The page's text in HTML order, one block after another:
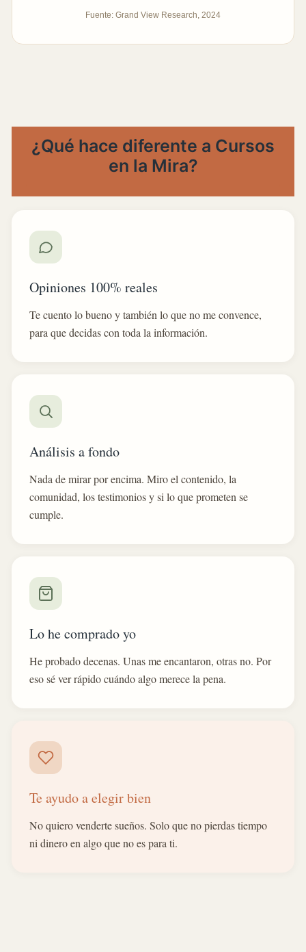
Fuente: Grand View Research, 2024
¿Qué hace diferente a Cursos
en la Mira?
Opiniones 100% reales
Te cuento lo bueno y también lo que no me convence,
para que decidas con toda la información.
Análisis a fondo
Nada de mirar por encima. Miro el contenido, la
comunidad, los testimonios y si lo que prometen se
cumple.
Lo he comprado yo
He probado decenas. Unas me encantaron, otras no. Por
eso sé ver rápido cuándo algo merece la pena.
Te ayudo a elegir bien
No quiero venderte sueños. Solo que no pierdas tiempo
ni dinero en algo que no es para ti.